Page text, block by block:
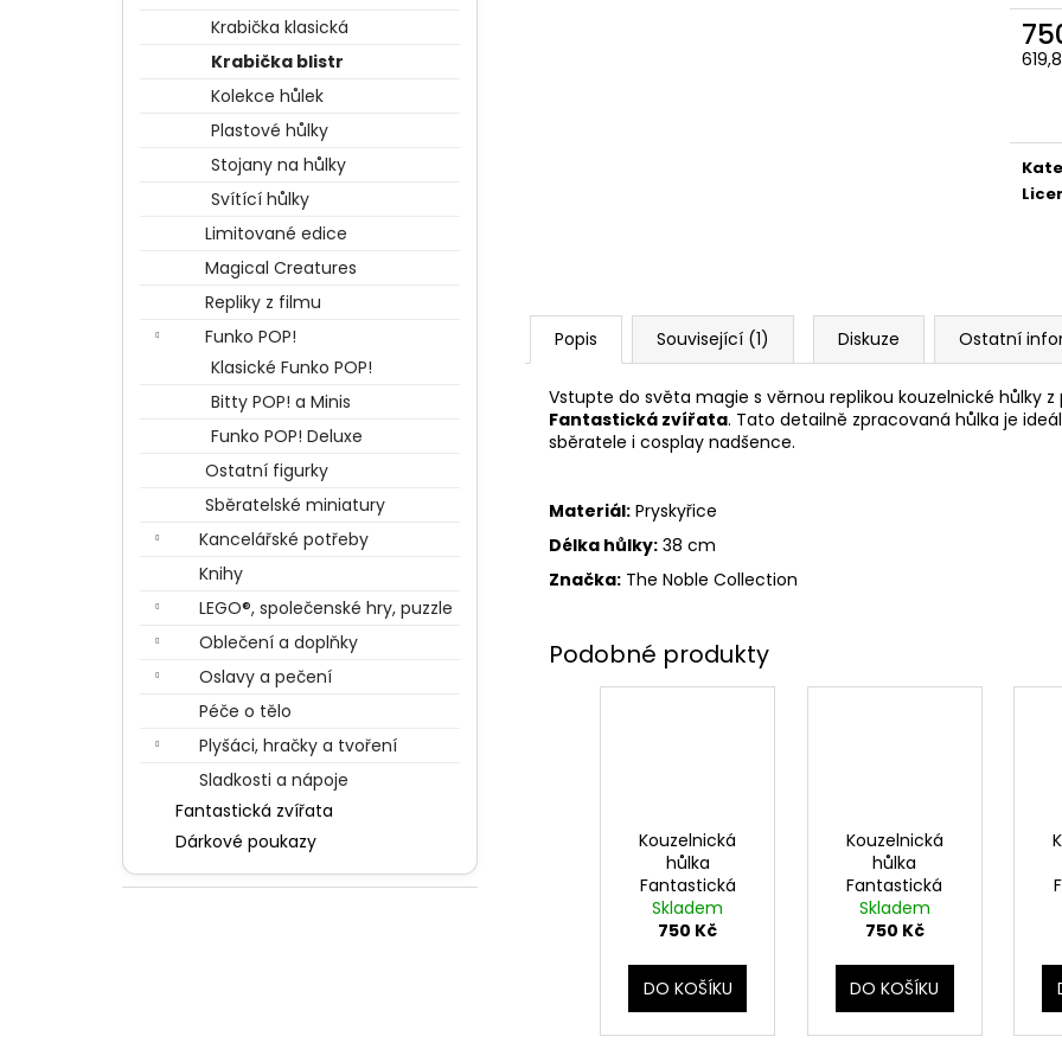
Krabička klasická
Krabička blistr
Kolekce hůlek
Plastové hůlky
Stojany na hůlky
Svítící hůlky
Limitované edice
Magical Creatures
Repliky z filmu
Funko POP!
Klasické Funko POP!
Bitty POP! a Minis
Funko POP! Deluxe
Ostatní figurky
Sběratelské miniatury
Kancelářské potřeby
Knihy
LEGO®, společenské hry, puzzle
Oblečení a doplňky
Oslavy a pečení
Péče o tělo
Plyšáci, hračky a tvoření
Sladkosti a nápoje
Fantastická zvířata
Dárkové poukazy
Popis Související (1) Diskuze Ostatní
Vstupte do světa magie s věrnou replikou kouzelnické hůlky z
Fantastická zvířata. Tato detailně zpracovaná hůlka je
sběratele i cosplay nadšence.
Materiál: Pryskyřice
Délka hůlky: 38 cm
Značka: The Noble Collection
Kouzelnická
hůlka
Fantastická
zvířata -
Aberforth
Skladem
750 Kč
DO KOŠÍKU
Kouzelnická
hůlka
Fantastická
zvířata - Liu
Tao, blistr
Skladem
750 Kč
DO KOŠÍKU
BERTÍKOVY FAZOLKY TISÍCKRÁT JINAK
35 G, HARRY POTTER
TAJEMNÝ
499